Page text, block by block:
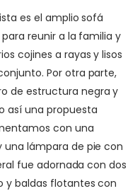
es el amplio sofá
reunir a la familia y
cojines a rayas y lisos
Por otra parte,
de estructura negra y
así una propuesta
con una
lámpara de pie con
fue adornada con dos
y baldas flotantes con